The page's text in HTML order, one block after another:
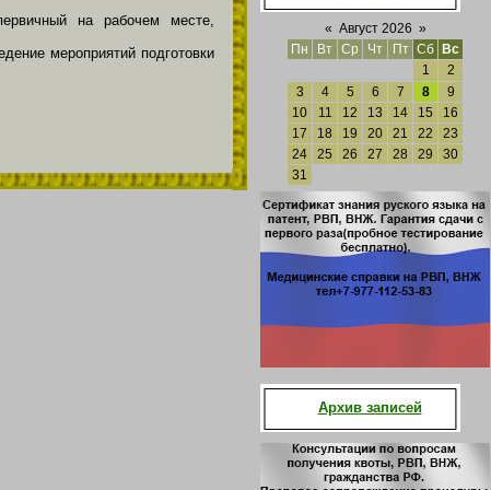
на рабочем месте,
мероприятий подготовки
« Август 2026 »
Пн
Вт Ср Чт Пт Сб
Вс
1
2
3
4 5 6 7 8
9
10
11 12 13 14 15
16
17
18 19 20 21 22
23
24
25 26 27 28 29
30
31
Архив записей